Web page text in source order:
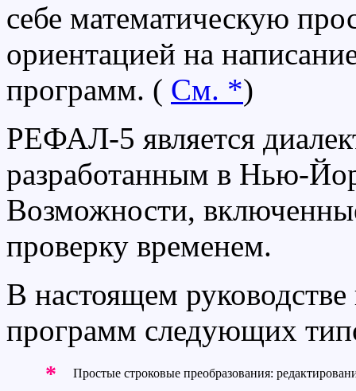
себе математическую
ориентацией на
программ. ( См. *)
РЕФАЛ-5 является
разработанным в Нью-
Возможности,
проверку временем.
В настоящем
программ следующих
* Простые строковые преобразования: